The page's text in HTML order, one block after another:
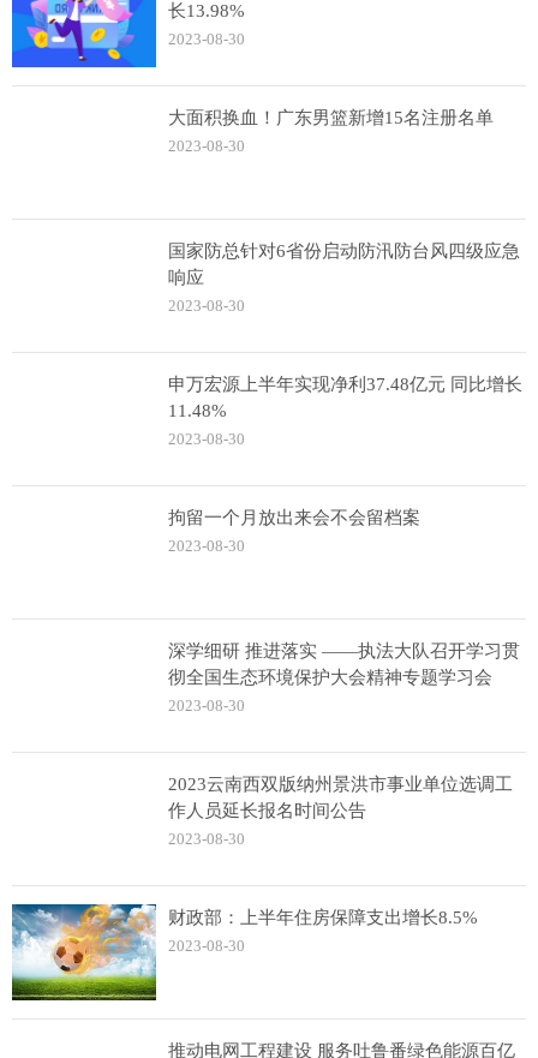
长13.98%
2023-08-30
大面积换血！广东男篮新增15名注册名单
2023-08-30
国家防总针对6省份启动防汛防台风四级应急
响应
2023-08-30
申万宏源上半年实现净利37.48亿元 同比增长
11.48%
2023-08-30
拘留一个月放出来会不会留档案
2023-08-30
深学细研 推进落实 ——执法大队召开学习贯
彻全国生态环境保护大会精神专题学习会
2023-08-30
2023云南西双版纳州景洪市事业单位选调工
作人员延长报名时间公告
2023-08-30
财政部：上半年住房保障支出增长8.5%
2023-08-30
推动电网工程建设 服务吐鲁番绿色能源百亿